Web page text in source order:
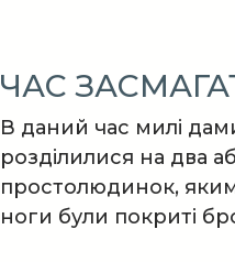
ЧАС
В даний час милі
розділилися на два
простолюдинок, яким
ноги були покриті